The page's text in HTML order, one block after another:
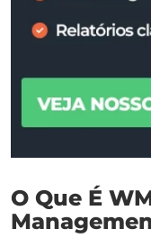
O Que É